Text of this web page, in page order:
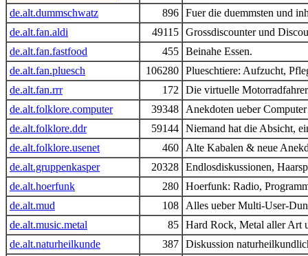
de.alt.dummschwatz
896 Fuer die duemmsten und
de.alt.fan.aldi
49115 Grossdiscounter und
de.alt.fan.fastfood
455 Beinahe Essen.
de.alt.fan.pluesch
106280 Plueschtiere: Aufzucht,
de.alt.fan.rrr
172
Die virtuelle
de.alt.folklore.computer
39348
Anekdoten ueber
de.alt.folklore.ddr
59144 Niemand hat die Absicht,
de.alt.folklore.usenet
460
Alte Kabalen & neue
de.alt.gruppenkasper
20328 Endlosdiskussionen,
de.alt.hoerfunk
280 Hoerfunk: Radio,
de.alt.mud
108
Alles ueber Multi-User-
de.alt.music.metal
85 Hard Rock, Metal aller Art
de.alt.naturheilkunde
387 Diskussion